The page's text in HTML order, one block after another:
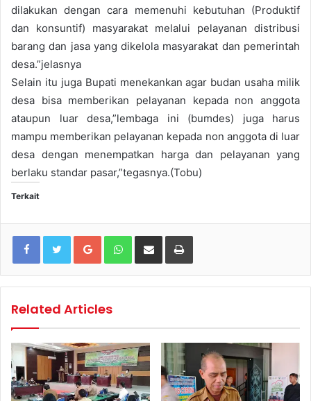
dilakukan dengan cara memenuhi kebutuhan (Produktif
dan konsuntif) masyarakat melalui pelayanan distribusi
barang dan jasa yang dikelola masyarakat dan pemerintah
desa.”jelasnya
Selain itu juga Bupati menekankan agar budan usaha milik
desa bisa memberikan pelayanan kepada non anggota
ataupun luar desa,”lembaga ini (bumdes) juga harus
mampu memberikan pelayanan kepada non anggota di luar
desa dengan menempatkan harga dan pelayanan yang
berlaku standar pasar,”tegasnya.(Tobu)
Terkait
Google+WhatsApp
Share via Email Print
Related Articles